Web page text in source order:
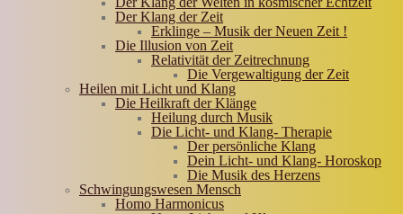
Der Klang der Zeit
Erklinge – Musik der Neuen Zeit !
Die Illusion von Zeit
Relativität der Zeitrechnung
Die Vergewaltigung der Zeit
Heilen mit Licht und Klang
Die Heilkraft der Klänge
Heilung durch Musik
Die Licht- und Klang- Therapie
Der persönliche Klang
Dein Licht- und Klang- Horoskop
Die Musik des Herzens
Schwingungswesen Mensch
Homo Harmonicus